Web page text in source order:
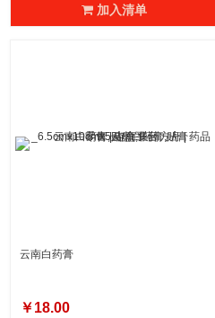
加入清单
云南白药膏
￥18.00